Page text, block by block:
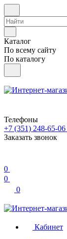
Каталог
По всему сайту
По каталогу
Телефоны
+7 (351) 248-65-06
Заказать звонок
0
0
0
Кабинет